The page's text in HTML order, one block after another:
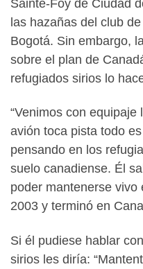
Sainte-Foy de Ciudad
las hazañas del club
Bogotá. Sin embargo,
sobre el plan de
refugiados sirios lo
“Venimos con equipaje
avión toca pista todo
pensando en los
suelo canadiense. Él
poder mantenerse vivo
2003 y terminó en
Si él pudiese hablar
sirios les diría: